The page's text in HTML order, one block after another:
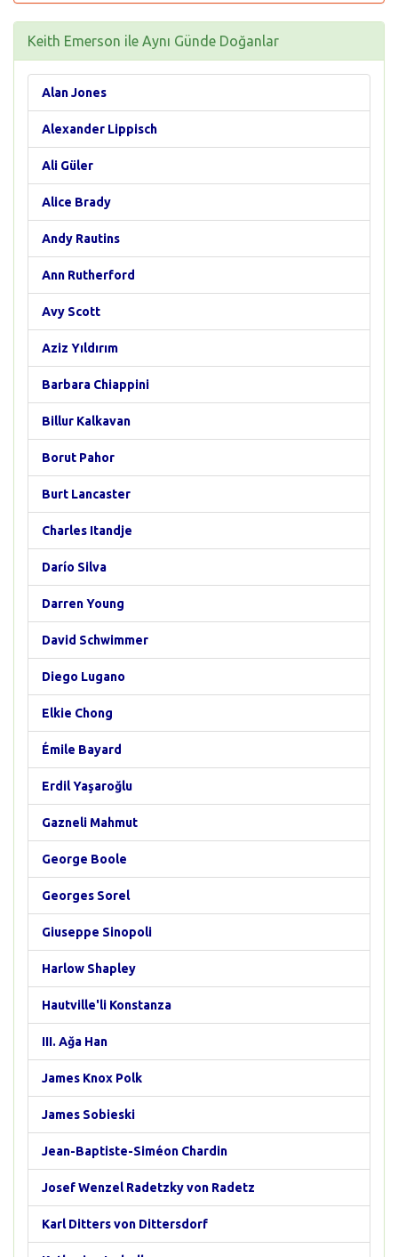
Keith Emerson ile Aynı Günde Doğanlar
Alan Jones
Alexander Lippisch
Ali Güler
Alice Brady
Andy Rautins
Ann Rutherford
Avy Scott
Aziz Yıldırım
Barbara Chiappini
Billur Kalkavan
Borut Pahor
Burt Lancaster
Charles Itandje
Darío Silva
Darren Young
David Schwimmer
Diego Lugano
Elkie Chong
Émile Bayard
Erdil Yaşaroğlu
Gazneli Mahmut
George Boole
Georges Sorel
Giuseppe Sinopoli
Harlow Shapley
Hautville'li Konstanza
III. Ağa Han
James Knox Polk
James Sobieski
Jean-Baptiste-Siméon Chardin
Josef Wenzel Radetzky von Radetz
Karl Ditters von Dittersdorf